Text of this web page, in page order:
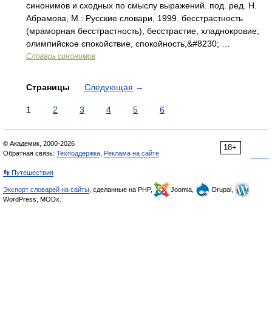
синонимов и сходных по смыслу выражений. под. ред. Н.
Абрамова, М.: Русские словари, 1999. бесстрастность
(мраморная бесстрастность), бесстрастие, хладнокровие;
олимпийское спокойствие, спокойность,&#8230; …
Словарь синонимов
Страницы Следующая →
1 2 3 4 5 6
18+
© Академик, 2000-2026
Обратная связь: Техподдержка Реклама на сайте
👣 Путешествия
Экспорт словарей на сайты , сделанные на PHP, Joomla,
Drupal,
WordPress, MODx.